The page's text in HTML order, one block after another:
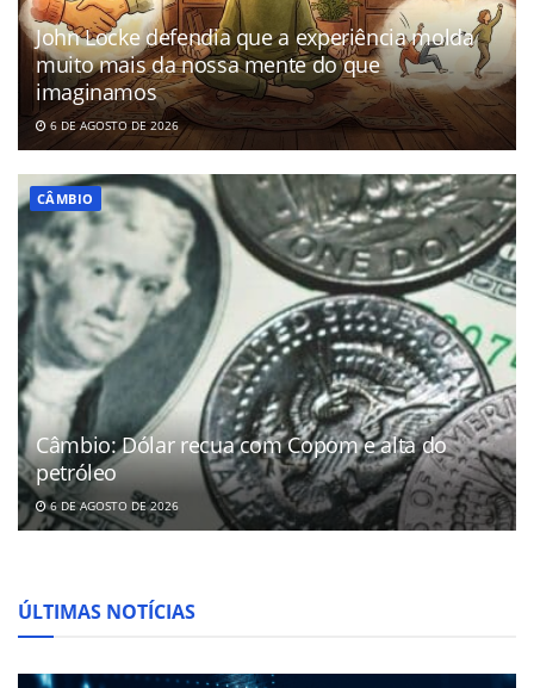
John Locke defendia que a experiência molda
muito mais da nossa mente do que
imaginamos
6 DE AGOSTO DE 2026
CÂMBIO
Câmbio: Dólar recua com Copom e alta do
petróleo
6 DE AGOSTO DE 2026
ÚLTIMAS NOTÍCIAS